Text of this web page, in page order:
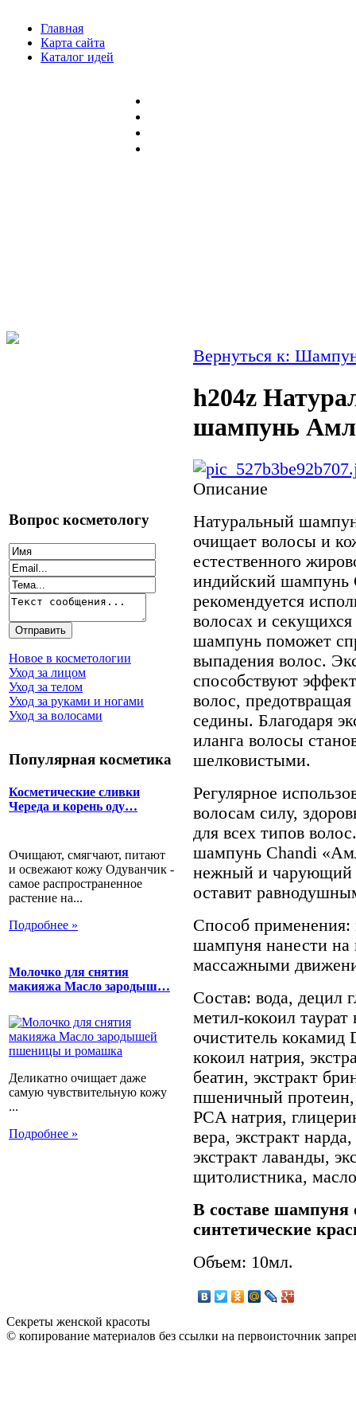
Главная
Карта сайта
Каталог идей
Вопрос косметологу
Новое в косметологии
Уход за лицом
Уход за телом
Уход за руками и ногами
Уход за волосами
Популярная косметика
Косметические сливки
Череда и корень оду…
Очищают, смягчают, питают
и освежают кожу Одуванчик -
самое распространенное
растение на...
Подробнее »
Молочко для снятия
макияжа Масло зародыш…
Деликатно очищает даже
самую чувствительную кожу
...
Подробнее »
Вернуться к:
h204z
шампунь
Описание
Натуральный
очищает волосы и
естественного
индийский шампунь
рекомендуется
волосах и
шампунь поможет
выпадения волос.
способствуют
волос,
седины. Благодаря
иланга волосы
шелковистыми.
Регулярное
волосам силу,
для всех типов
шампунь Chandi
нежный и чарующий
оставит
Способ применения:
шампуня нанести на
массажными
Состав: вода, децил
метил-кокоил
очиститель
кокоил натрия,
беатин, экстракт
пшеничный протеин,
PCA натрия,
вера, экстракт
экстракт лаванды,
щитолистника,
В составе шампуня
синтетические
Объем: 10мл.
Секреты женской красоты
© копирование материалов без ссылки на первоисточник